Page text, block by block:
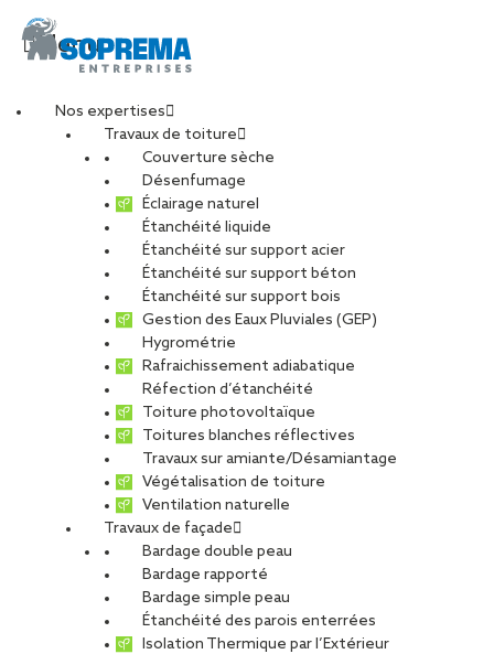
Menu
Nos expertises
Travaux de toiture
Couverture sèche
Désenfumage
Éclairage naturel
Étanchéité liquide
Étanchéité sur support acier
Étanchéité sur support béton
Étanchéité sur support bois
Gestion des Eaux Pluviales (GEP)
Hygrométrie
Rafraichissement adiabatique
Réfection d’étanchéité
Toiture photovoltaïque
Toitures blanches réflectives
Travaux sur amiante/Désamiantage
Végétalisation de toiture
Ventilation naturelle
Travaux de façade
Bardage double peau
Bardage rapporté
Bardage simple peau
Étanchéité des parois enterrées
Isolation Thermique par l’Extérieur
argonautes3
PARTAGER